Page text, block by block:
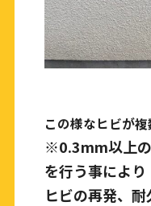
この様なヒビが複
※0.3mm以上
を行う事により
ヒビの再発、